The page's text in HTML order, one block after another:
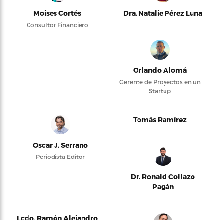
Moises Cortés
Consultor Financiero
Dra. Natalie Pérez Luna
Orlando Alomá
Gerente de Proyectos en un
Startup
Oscar J. Serrano
Periodista Editor
Tomás Ramírez
Dr. Ronald Collazo
Pagán
Lcdo. Ramón Alejandro